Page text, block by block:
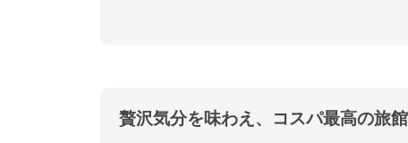
贅沢気分を味わえ、コスパ最高の旅館